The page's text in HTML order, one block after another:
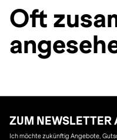
Oft
ZUM NEWSLETTER
Ich möchte zukünftig Angebote,